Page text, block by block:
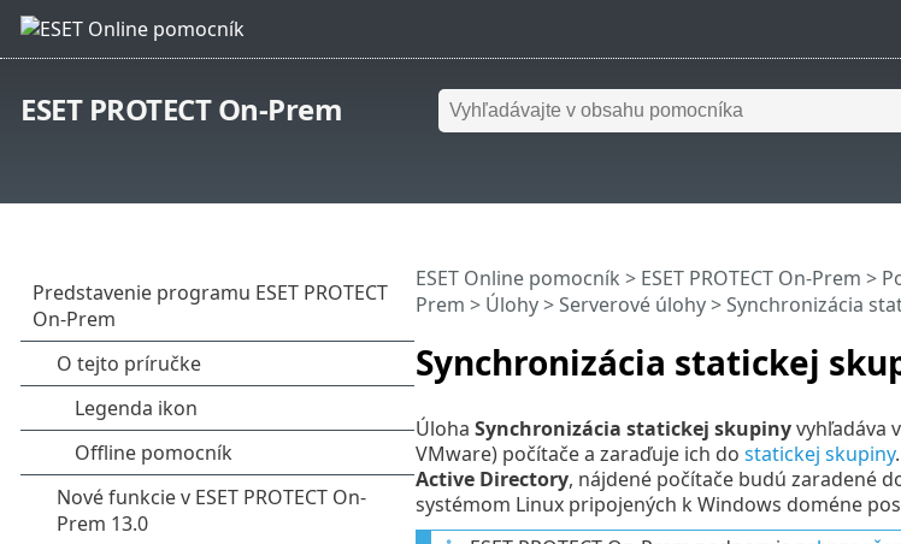
ESET PROTECT On-Prem
Synchronizácia statickej
ESET Online pomocník > ESET PROTECT On-Prem >
Prem > Úlohy>Serverové úlohy> Synchronizácia
Úloha Synchronizácia statickej skupinyvyhľadáva
VMware) počítače a zaraďuje ich do statickej skupiny
Active Directory, nájdené počítače budú zaradené
systémom Linux pripojených k Windows doméne